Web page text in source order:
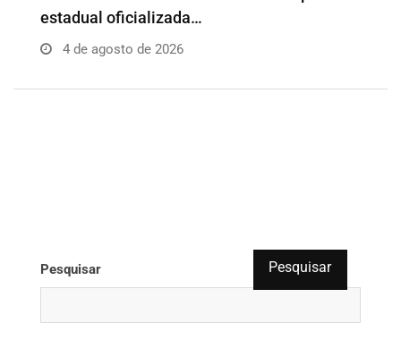
profissionais para…
4 de agosto de 2026
Pesquisar Pesquisar